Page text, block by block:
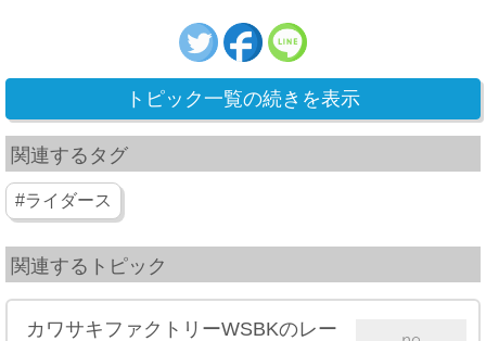
トピック一覧の続きを表示
関連するタグ
#ライダース
関連するトピック
カワサキファクトリーWSBKのレー